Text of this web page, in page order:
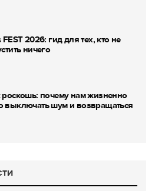
2026: гид для тех, кто не
ничего
почему нам жизненно
выключать шум и возвращаться